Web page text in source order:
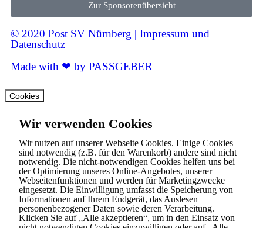
Zur Sponsorenübersicht
© 2020 Post SV Nürnberg | Impressum und
Datenschutz
Made with ❤ by PASSGEBER
Cookies
Wir verwenden Cookies
Wir nutzen auf unserer Webseite Cookies. Einige Cookies
sind notwendig (z.B. für den Warenkorb) andere sind nicht
notwendig. Die nicht-notwendigen Cookies helfen uns bei
der Optimierung unseres Online-Angebotes, unserer
Webseitenfunktionen und werden für Marketingzwecke
eingesetzt. Die Einwilligung umfasst die Speicherung von
Informationen auf Ihrem Endgerät, das Auslesen
personenbezogener Daten sowie deren Verarbeitung.
Klicken Sie auf „Alle akzeptieren“, um in den Einsatz von